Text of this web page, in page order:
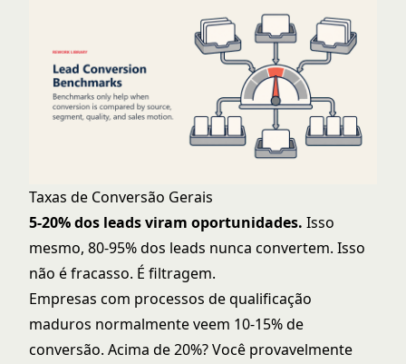
Taxas de Conversão Gerais
5-20% dos leads viram oportunidades. Isso
mesmo, 80-95% dos leads nunca convertem. Isso
não é fracasso. É filtragem.
Empresas com processos de qualificação
maduros normalmente veem 10-15% de
conversão. Acima de 20%? Você provavelmente